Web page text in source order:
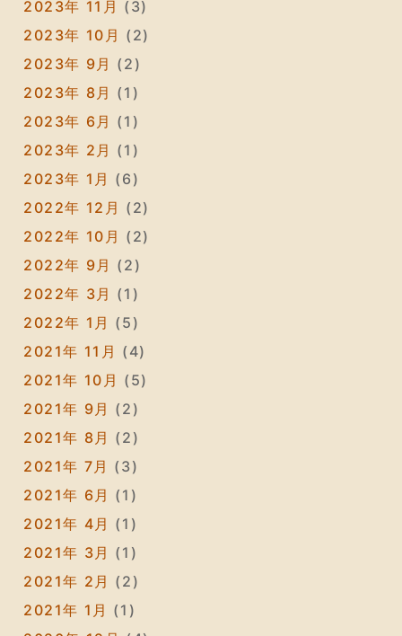
2023年 11月 (3)
2023年 10月 (2)
2023年 9月 (2)
2023年 8月 (1)
2023年 6月 (1)
2023年 2月 (1)
2023年 1月 (6)
2022年 12月 (2)
2022年 10月 (2)
2022年 9月 (2)
2022年 3月 (1)
2022年 1月 (5)
2021年 11月 (4)
2021年 10月 (5)
2021年 9月 (2)
2021年 8月 (2)
2021年 7月 (3)
2021年 6月 (1)
2021年 4月 (1)
2021年 3月 (1)
2021年 2月 (2)
2021年 1月 (1)